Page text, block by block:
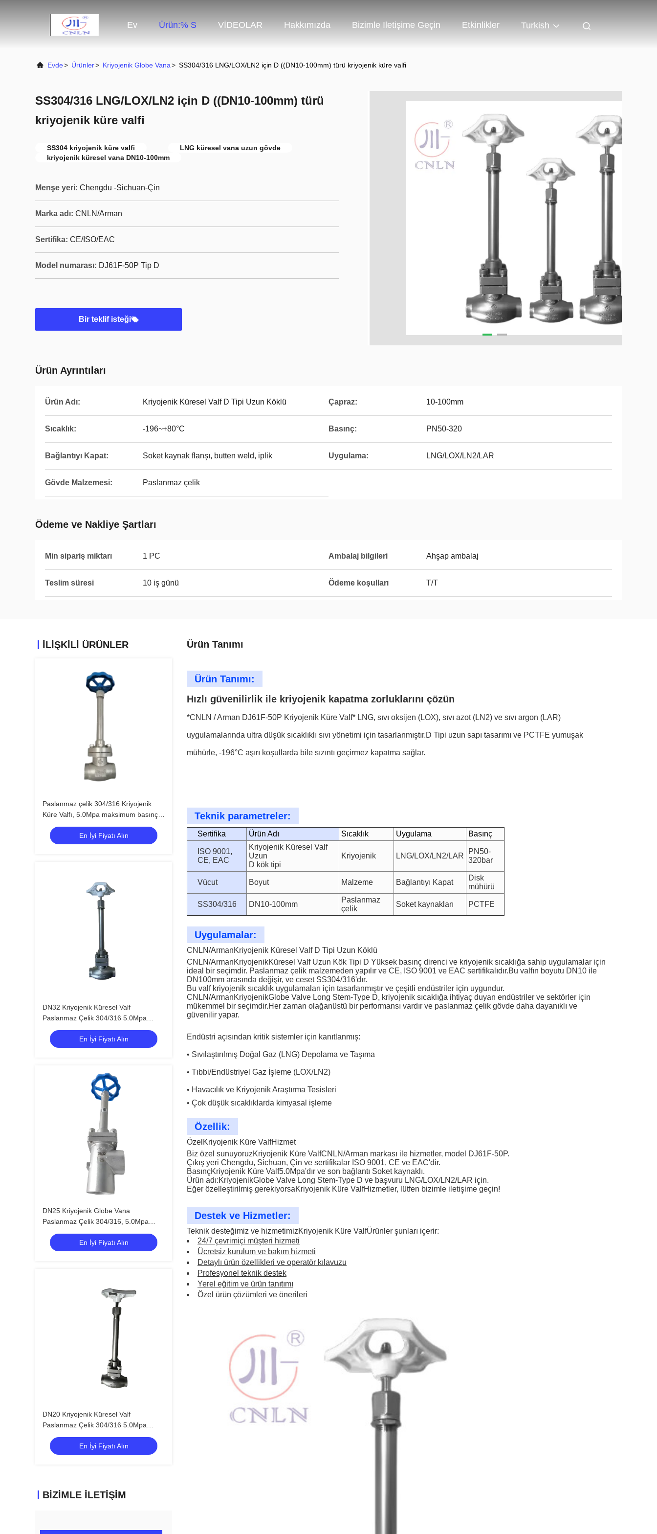
Ev Ürün:% S VİDEOLAR Hakkımızda Bizimle Iletişime Geçin Etkinlikler Turkish
Evde> Ürünler> Kriyojenik Globe Vana> SS304/316 LNG/LOX/LN2 için D ((DN10-100mm) türü kriyojenik küre valfi
SS304/316 LNG/LOX/LN2 için D ((DN10-100mm) türü
kriyojenik küre valfi
SS304 kriyojenik küre valfi
LNG küresel vana uzun gövde
kriyojenik küresel vana DN10-100mm
Menşe yeri: Chengdu -Sichuan-Çin
Marka adı: CNLN/Arman
Sertifika: CE/ISO/EAC
Model numarası: DJ61F-50P Tip D
Bir teklif isteği
Ürün Ayrıntıları
Ürün Adı: Kriyojenik Küresel Valf D Tipi Uzun Köklü Çapraz: 10-100mm
Sıcaklık: -196~+80°C Basınç: PN50-320
Bağlantıyı Kapat: Soket kaynak flanşı, butten weld, iplik Uygulama: LNG/LOX/LN2/LAR
Gövde Malzemesi: Paslanmaz çelik
Ödeme ve Nakliye Şartları
Min sipariş miktarı 1 PC Ambalaj bilgileri Ahşap ambalaj
Teslim süresi 10 iş günü Ödeme koşulları T/T
İLIŞKILI ÜRÜNLER
Paslanmaz çelik 304/316 Kriyojenik
Küre Valfı, 5.0Mpa maksimum basınç
ve -196°C ila +80°C sıcaklık aralığı
En İyi Fiyatı Alın
DN32 Kriyojenik Küresel Valf
Paslanmaz Çelik 304/316 5.0Mpa
Maksimum Basınç ve -196 °C'den +80
°C'ye kadar sıcaklık aralığı
En İyi Fiyatı Alın
DN25 Kriyojenik Globe Vana
Paslanmaz Çelik 304/316, 5.0Mpa
Maksimum Basınç ve -196°C ila +80°C
Sıcaklık AralığıEn İyi Fiyatı Alın
DN20 Kriyojenik Küresel Valf
Paslanmaz Çelik 304/316 5.0Mpa
Maksimum Basınç ve -196°C'den
+80°C'ye kadar sıcaklık aralığı için
LNG LOX LIN LAR Uygulamaları
En İyi Fiyatı Alın
BIZIMLE İLETIŞIM
Ürün Tanımı
Ürün Tanımı:
Hızlı güvenilirlik ile kriyojenik kapatma zorluklarını çözün
*CNLN / Arman DJ61F-50P Kriyojenik Küre Valf* LNG, sıvı oksijen (LOX), sıvı azot (LN2) ve sıvı argon (LAR)
uygulamalarında ultra düşük sıcaklıklı sıvı yönetimi için tasarlanmıştır.D Tipi uzun sapı tasarımı ve PCTFE yumuşak
mühürle, -196°C aşırı koşullarda bile sızıntı geçirmez kapatma sağlar.
Teknik parametreler:
Sertifika Ürün Adı Sıcaklık Uygulama Basınç
ISO 9001,
CE, EAC
Kriyojenik Küresel Valf
Uzun
D kök tipi
Kriyojenik LNG/LOX/LN2/LAR
PN50-
320bar
Vücut Boyut Malzeme Bağlantıyı Kapat
Disk
mühürü
SS304/316 DN10-100mm
Paslanmaz
çelik
Soket kaynakları PCTFE
Uygulamalar:
CNLN/ArmanKriyojenik Küresel Valf D Tipi Uzun Köklü
CNLN/ArmanKriyojenikKüresel Valf Uzun Kök Tipi D Yüksek basınç direnci ve kriyojenik sıcaklığa sahip uygulamalar için
ideal bir seçimdir. Paslanmaz çelik malzemeden yapılır ve CE, ISO 9001 ve EAC sertifikalıdır.Bu valfın boyutu DN10 ile
DN100mm arasında değişir, ve ceset SS304/316'dır.
Bu valf kriyojenik sıcaklık uygulamaları için tasarlanmıştır ve çeşitli endüstriler için uygundur.
CNLN/ArmanKriyojenikGlobe Valve Long Stem-Type D, kriyojenik sıcaklığa ihtiyaç duyan endüstriler ve sektörler için
mükemmel bir seçimdir.Her zaman olağanüstü bir performansı vardır ve paslanmaz çelik gövde daha dayanıklı ve
güvenilir yapar.
Endüstri açısından kritik sistemler için kanıtlanmış:
• Sıvılaştırılmış Doğal Gaz (LNG) Depolama ve Taşıma
• Tıbbi/Endüstriyel Gaz İşleme (LOX/LN2)
• Havacılık ve Kriyojenik Araştırma Tesisleri
• Çok düşük sıcaklıklarda kimyasal işleme
Özellik:
Özel Kriyojenik Küre ValfHizmet
Biz özel sunuyoruzKriyojenik Küre ValfCNLN/Arman markası ile hizmetler, model DJ61F-50P.
Çıkış yeri Chengdu, Sichuan, Çin ve sertifikalar ISO 9001, CE ve EAC'dir.
BasınçKriyojenik Küre Valf5.0Mpa'dır ve son bağlantı Soket kaynaklı.
Ürün adı:KriyojenikGlobe Valve Long Stem-Type D ve başvuru LNG/LOX/LN2/LAR için.
Eğer özelleştirilmiş gerekiyorsaKriyojenik Küre ValfHizmetler, lütfen bizimle iletişime geçin!
Destek ve Hizmetler:
Teknik desteğimiz ve hizmetimizKriyojenik Küre ValfÜrünler şunları içerir:
24/7 çevrimiçi müşteri hizmeti
Ücretsiz kurulum ve bakım hizmeti
Detaylı ürün özellikleri ve operatör kılavuzu
Profesyonel teknik destek
Yerel eğitim ve ürün tanıtımı
Özel ürün çözümleri ve önerileri